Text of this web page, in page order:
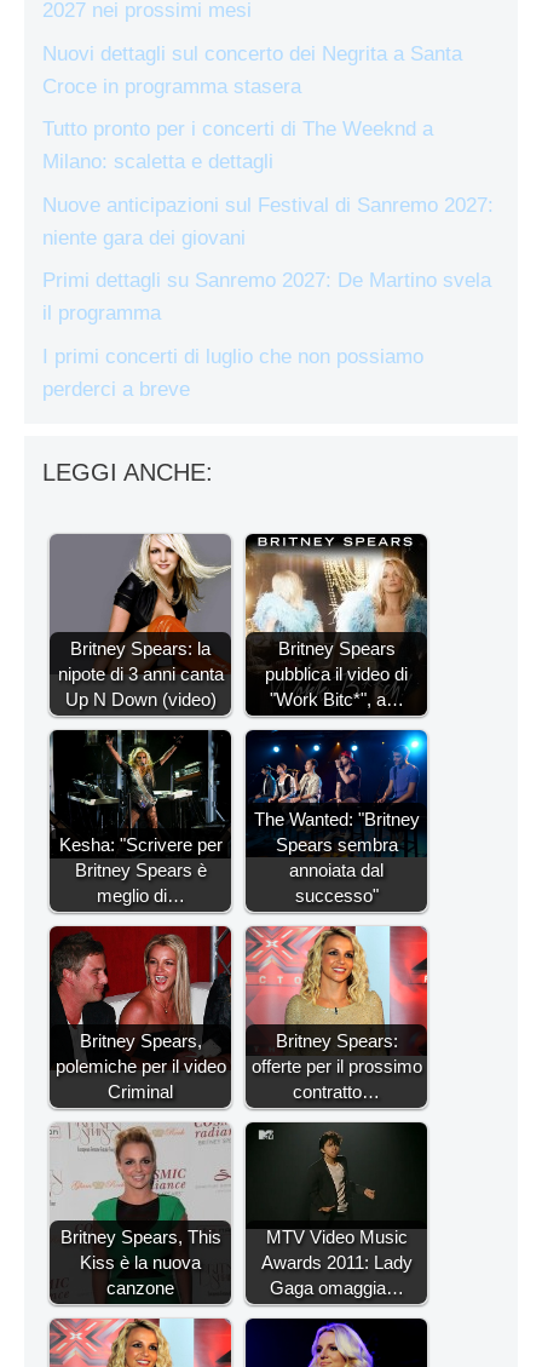
2027 nei prossimi mesi
Nuovi dettagli sul concerto dei Negrita a Santa
Croce in programma stasera
Tutto pronto per i concerti di The Weeknd a
Milano: scaletta e dettagli
Nuove anticipazioni sul Festival di Sanremo 2027:
niente gara dei giovani
Primi dettagli su Sanremo 2027: De Martino svela
il programma
I primi concerti di luglio che non possiamo
perderci a breve
LEGGI ANCHE:
Britney Spears: la
nipote di 3 anni canta
Up N Down (video)
Britney Spears
pubblica il video di
"Work Bitc*", a…
Kesha: "Scrivere per
Britney Spears è
meglio di…
The Wanted: "Britney
Spears sembra
annoiata dal
successo"
Britney Spears,
polemiche per il video
Criminal
Britney Spears:
offerte per il prossimo
contratto…
Britney Spears, This
Kiss è la nuova
canzone
MTV Video Music
Awards 2011: Lady
Gaga omaggia…